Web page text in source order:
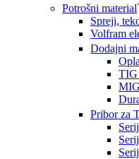
Potrošni material
Spreji,
Volfram
Dodajni
TIG
Pribor za